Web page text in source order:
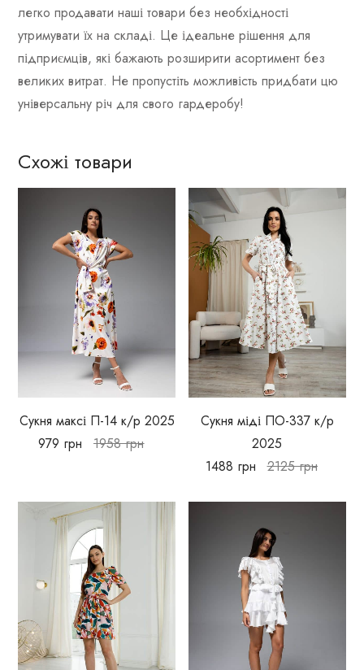
легко продавати наші товари без необхідності
утримувати їх на складі. Це ідеальне рішення для
підприємців, які бажають розширити асортимент без
великих витрат. Не пропустіть можливість придбати цю
універсальну річ для свого гардеробу!
Схожі товари
Сукня максі П-14 к/р 2025
979 грн 1958грн
Сукня міді ПО-337 к/р
2025
1488 грн 2125грн